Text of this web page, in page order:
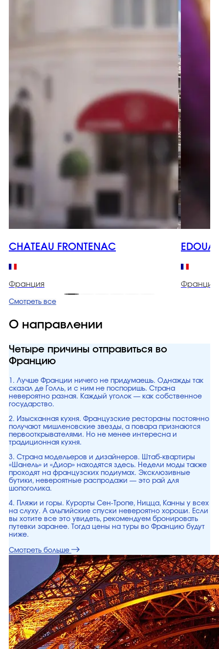
CHATEAU FRONTENAC
Франция Франция
Смотреть все
О направлении
Четыре причины отправиться во
Францию
1. Лучше Франции ничего не придумаешь. Однажды так
сказал де Голль, и с ним не поспоришь. Страна
невероятно разная. Каждый уголок — как собственное
государство.
2. Изысканная кухня. Французские рестораны постоянно
получают мишленовские звезды, а повара признаются
первооткрывателями. Но не менее интересна и
традиционная кухня.
3. Страна модельеров и дизайнеров. Штаб-квартиры
«Шанель» и «Диор» находятся здесь. Недели моды также
проходят на французских подиумах. Эксклюзивные
бутики, невероятные распродажи — это рай для
шопоголика.
4. Пляжи и горы. Курорты Сен-Тропе, Ницца, Канны у всех
на слуху. А альпийские спуски невероятно хороши. Если
вы хотите все это увидеть, рекомендуем бронировать
путевки заранее. Тогда цены на туры во Францию будут
ниже.
Смотреть больше